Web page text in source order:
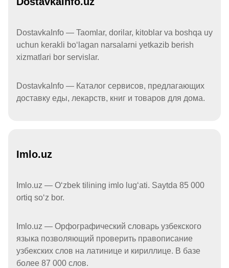
DostavkaInfo — Taomlar, dorilar, kitoblar va boshqa uy
uchun kerakli boʻlagan narsalarni yetkazib berish
xizmatlari bor servislar.
DostavkaInfo — Каталог сервисов, предлагающих
доставку еды, лекарств, книг и товаров для дома.
Imlo.uz
Imlo.uz — Oʻzbek tilining imlo lugʻati. Saytda 85 000
ortiq soʻz bor.
Imlo.uz — Орфографический словарь узбекского
языка позволяющий проверить правописание
узбекских слов на латинице и кириллице. В базе
более 87 000 слов.